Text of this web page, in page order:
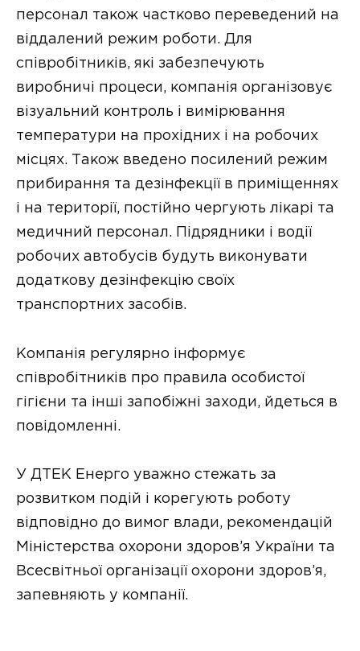
персонал також частково переведений на
віддалений режим роботи. Для
співробітників, які забезпечують
виробничі процеси, компанія організовує
візуальний контроль і вимірювання
температури на прохідних і на робочих
місцях. Також введено посилений режим
прибирання та дезінфекції в приміщеннях
і на території, постійно чергують лікарі та
медичний персонал. Підрядники і водії
робочих автобусів будуть виконувати
додаткову дезінфекцію своїх
транспортних засобів.
Компанія регулярно інформує
співробітників про правила особистої
гігієни та інші запобіжні заходи, йдеться в
повідомленні.
У ДТЕК Енерго уважно стежать за
розвитком подій і корегують роботу
відповідно до вимог влади, рекомендацій
Міністерства охорони здоров’я України та
Всесвітньої організації охорони здоров’я,
запевняють у компанії.